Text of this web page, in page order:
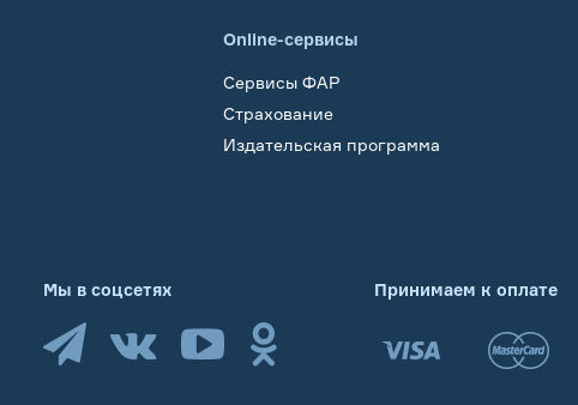
Online-сервисы
Сервисы ФАР
Страхование
Издательская программа
Принимаем к оплате
Мы в соцсетях